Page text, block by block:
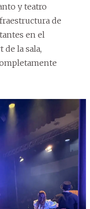
y teatro
de
en el
la sala,